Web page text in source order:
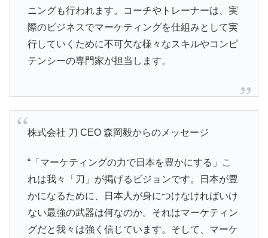
ニングも行われます。コーチやトレーナーは、実
際のビジネスでマーケティングを仕組みとして実
行していくために不可欠な様々なスキルやコンピ
テンシーの専門家が担当します。
株式会社 刀 CEO 森岡毅からのメッセージ
“「マーケティングの力で日本を豊かにする」こ
れは我々「刀」が掲げるビジョンです。日本が豊
かになるために、日本人が身につけなければいけ
ない最強の武器は何なのか。それはマーケティン
グだと我々は強く信じています。そして、マーケ